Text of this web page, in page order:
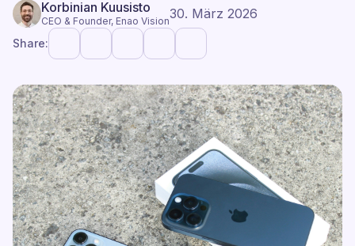
Korbinian Kuusisto
CEO & Founder, Enao Vision30. März 2026
Share: